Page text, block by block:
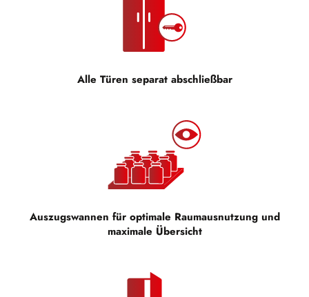
Alle Türen separat abschließbar
Auszugswannen für optimale Raumausnutzung und
maximale Übersicht